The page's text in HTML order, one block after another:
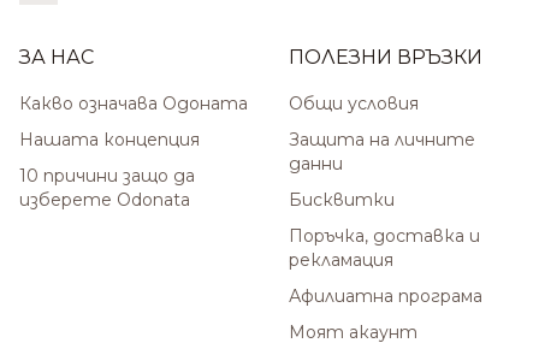
ЗА НАС
Какво означава Одоната
Нашата концепция
10 причини защо да
изберете Odonata
ПОЛЕЗНИ ВРЪЗКИ
Общи условия
Защита на личните
данни
Бисквитки
Поръчка, доставка и
рекламация
Афилиатна програма
Моят акаунт